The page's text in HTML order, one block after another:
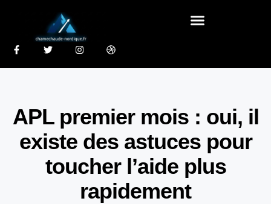
APL premier mois : oui, il
existe des astuces pour
toucher l’aide plus
rapidement